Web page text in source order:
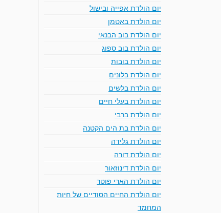
יום הולדת אפייה ובישול
יום הולדת באטמן
יום הולדת בוב הבנאי
יום הולדת בוב ספוג
יום הולדת בובות
יום הולדת בלונים
יום הולדת בלשים
יום הולדת בעלי חיים
יום הולדת ברבי
יום הולדת בת הים הקטנה
יום הולדת גלידה
יום הולדת דורה
יום הולדת דינוזאור
יום הולדת הארי פוטר
יום הולדת החיים הסודיים של חיות
המחמד